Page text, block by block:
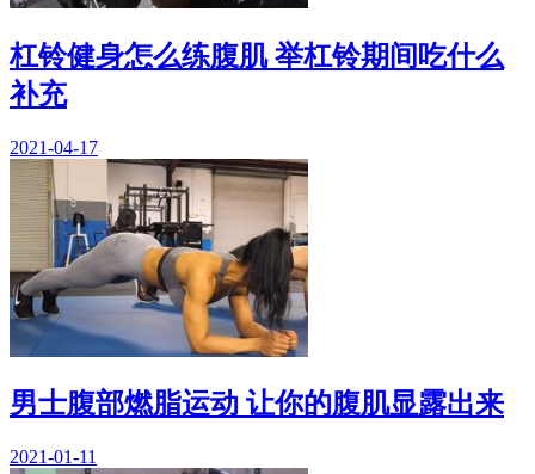
杠铃健身怎么练腹肌 举杠铃期间吃什么
补充
2021-04-17
男士腹部燃脂运动 让你的腹肌显露出来
2021-01-11